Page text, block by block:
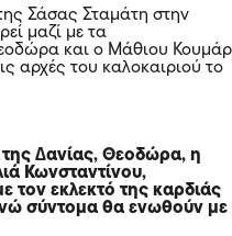
Σάσας Σταμάτη στην
μαζί με τα
και ο Μάθιου Κουμάρ
αρχές του καλοκαιριού το
της ∆ανίας, Θεοδώρα, η
Κωνσταντίνου,
τον εκλεκτό της καρδιάς
σύντομα θα ενωθούν με